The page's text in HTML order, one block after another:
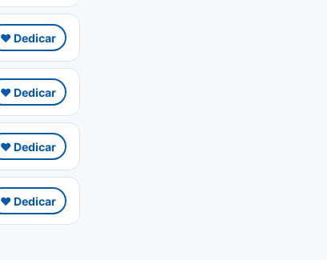
❤️ Dedicar
❤️ Dedicar
❤️ Dedicar
❤️ Dedicar